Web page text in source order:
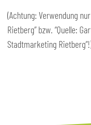
(Achtung: Verwendung
Rietberg” bzw. “Quelle:
Stadtmarketing